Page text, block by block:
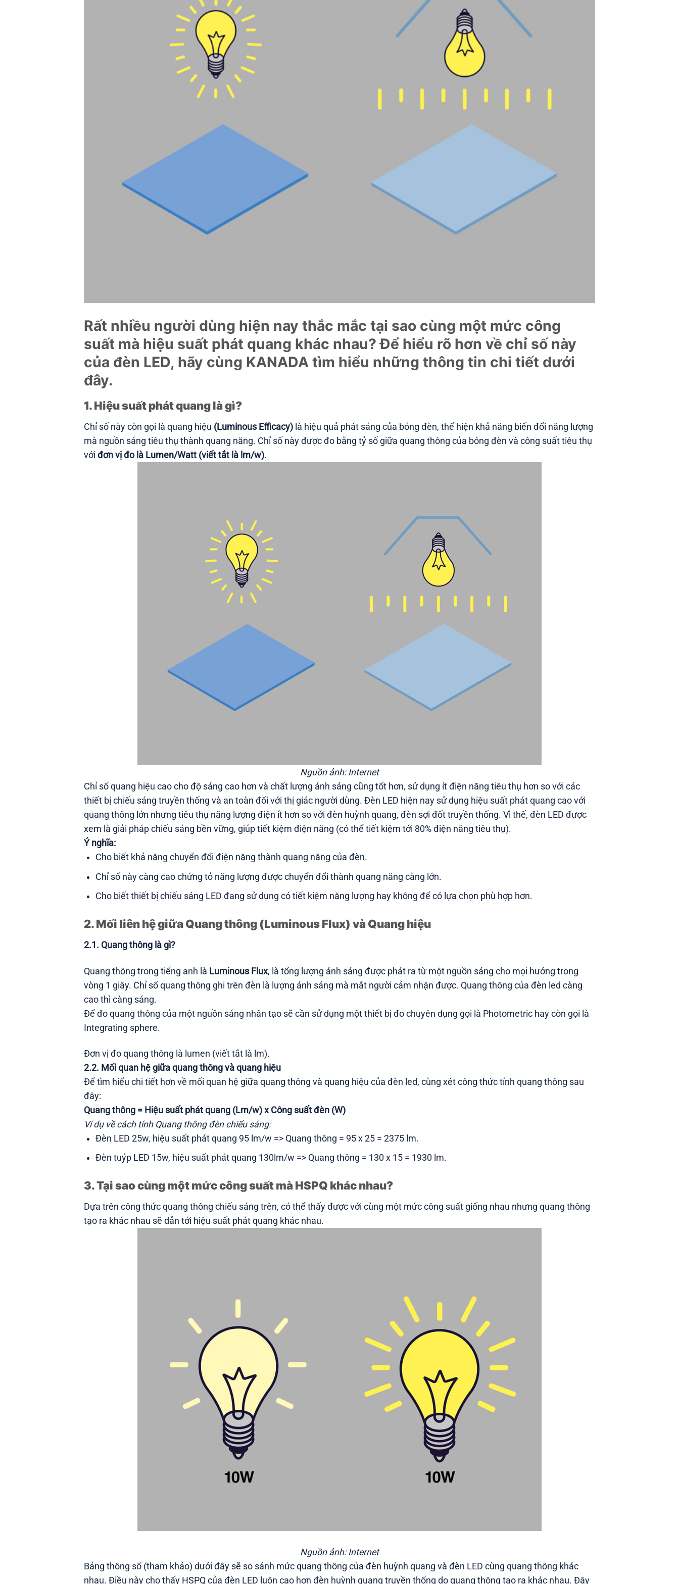
Rất nhiều người dùng hiện nay thắc mắc tại sao cùng một mức công
suất mà hiệu suất phát quang khác nhau? Để hiểu rõ hơn về chỉ số này
của đèn LED, hãy cùng KANADA tìm hiểu những thông tin chi tiết dưới
đây.
1. Hiệu suất phát quang là gì?
Chỉ số này còn gọi là quang hiệu (Luminous Efficacy) là hiệu quả phát sáng của bóng đèn, thể hiện khả năng biến đổi năng lượng
mà nguồn sáng tiêu thụ thành quang năng. Chỉ số này được đo bằng tỷ số giữa quang thông của bóng đèn và công suất tiêu thụ
vớiđơn vị đo là Lumen/Watt (viết tắt là lm/w).
Nguồn ảnh: Internet
Chỉ số quang hiệu cao cho độ sáng cao hơn và chất lượng ánh sáng cũng tốt hơn, sử dụng ít điện năng tiêu thụ hơn so với các
thiết bị chiếu sáng truyền thống và an toàn đối với thị giác người dùng. Đèn LED hiện nay sử dụng hiệu suất phát quang cao với
quang thông lớn nhưng tiêu thụ năng lượng điện ít hơn so với đèn huỳnh quang, đèn sợi đốt truyền thống. Vì thế, đèn LED được
xem là giải pháp chiếu sáng bền vững, giúp tiết kiệm điện năng (có thể tiết kiệm tới 80% điện năng tiêu thụ).
Ý nghĩa:
Cho biết khả năng chuyển đổi điện năng thành quang năng của đèn.
Chỉ số này càng cao chứng tỏ năng lượng được chuyển đổi thành quang năng càng lớn.
Cho biết thiết bị chiếu sáng LED đang sử dụng có tiết kiệm năng lượng hay không để có lựa chọn phù hợp hơn.
2. Mối liên hệ giữa Quang thông (Luminous Flux) và Quang hiệu
2.1. Quang thông là gì?
Quang thông trong tiếng anh là Luminous Flux, là tổng lượng ánh sáng được phát ra từ một nguồn sáng cho mọi hướng trong
vòng 1 giây. Chỉ số quang thông ghi trên đèn là lượng ánh sáng mà mắt người cảm nhận được. Quang thông của đèn led càng
cao thì càng sáng.
Để đo quang thông của một nguồn sáng nhân tạo sẽ cần sử dụng một thiết bị đo chuyên dụng gọi là Photometric hay còn gọi là
Integrating sphere.
Đơn vị đo quang thông là lumen (viết tắt là lm).
2.2. Mối quan hệ giữa quang thông và quang hiệu
Để tìm hiểu chi tiết hơn về mối quan hệ giữa quang thông và quang hiệu của đèn led, cùng xét công thức tính quang thông sau
đây:
Quang thông = Hiệu suất phát quang (Lm/w) x Công suất đèn (W)
Ví dụ về cách tính Quang thông đèn chiếu sáng:
Đèn LED 25w, hiệu suất phát quang 95 lm/w => Quang thông = 95 x 25 = 2375 lm.
Đèn tuýp LED 15w, hiệu suất phát quang 130lm/w => Quang thông = 130 x 15 = 1930 lm.
3. Tại sao cùng một mức công suất mà HSPQ khác nhau?
Dựa trên công thức quang thông chiếu sáng trên, có thể thấy được với cùng một mức công suất giống nhau nhưng quang thông
tạo ra khác nhau sẽ dẫn tới hiệu suất phát quang khác nhau.
Nguồn ảnh: Internet
Bảng thông số (tham khảo) dưới đây sẽ so sánh mức quang thông của đèn huỳnh quang và đèn LED cùng quang thông khác
nhau. Điều này cho thấy HSPQ của đèn LED luôn cao hơn đèn huỳnh quang truyền thống do quang thông tạo ra khác nhau. Đây